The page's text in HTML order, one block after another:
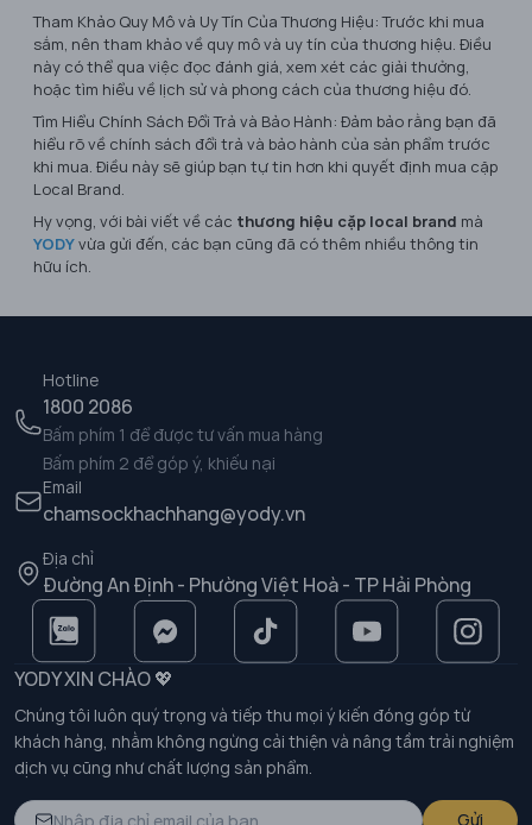
Tham Khảo Quy Mô và Uy Tín Của Thương Hiệu: Trước khi mua
sắm, nên tham khảo về quy mô và uy tín của thương hiệu. Điều
này có thể qua việc đọc đánh giá, xem xét các giải thưởng,
hoặc tìm hiểu về lịch sử và phong cách của thương hiệu đó.
Tìm Hiểu Chính Sách Đổi Trả và Bảo Hành: Đảm bảo rằng bạn đã
hiểu rõ về chính sách đổi trả và bảo hành của sản phẩm trước
khi mua. Điều này sẽ giúp bạn tự tin hơn khi quyết định mua cặp
Local Brand.
Hy vọng, với bài viết về các thương hiệu cặp local brand mà
YODYvừa gửi đến, các bạn cũng đã có thêm nhiều thông tin
hữu ích.
Hotline
1800 2086
Bấm phím 1 để được tư vấn mua hàng
Bấm phím 2 để góp ý, khiếu nại
Email
chamsockhachhang@yody.vn
Địa chỉ
Đường An Định - Phường Việt Hoà - TP Hải Phòng
YODY XIN CHÀO 💖
Chúng tôi luôn quý trọng và tiếp thu mọi ý kiến đóng góp từ
khách hàng, nhằm không ngừng cải thiện và nâng tầm trải nghiệm
dịch vụ cũng như chất lượng sản phẩm.
Gửi